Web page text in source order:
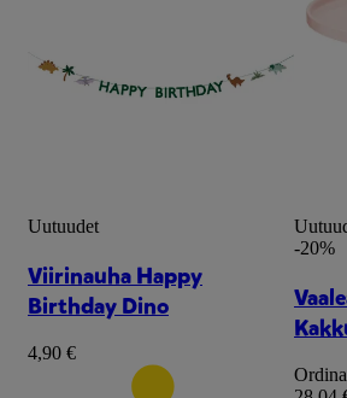
Uutuudet
Viirinauha Happy
Birthday Dino
4,90 €
-20%